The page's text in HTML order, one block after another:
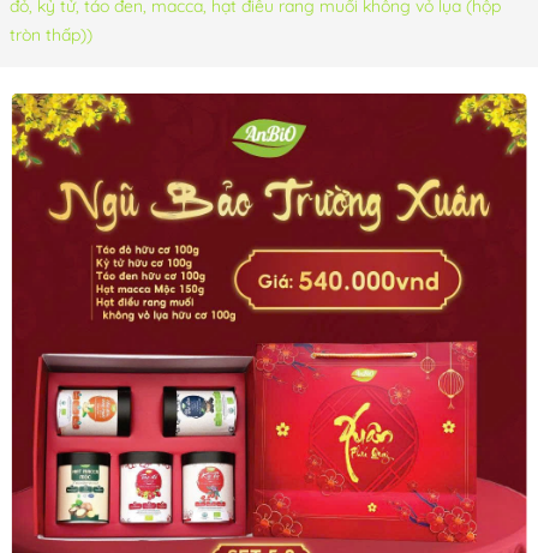
đỏ, kỷ tử, táo đen, macca, hạt điều rang muối không vỏ lụa (hộp
tròn thấp))